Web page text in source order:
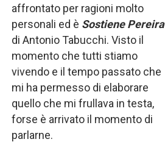
affrontato per ragioni molto
personali ed è Sostiene Pereira
di Antonio Tabucchi. Visto il
momento che tutti stiamo
vivendo e il tempo passato che
mi ha permesso di elaborare
quello che mi frullava in testa,
forse è arrivato il momento di
parlarne.